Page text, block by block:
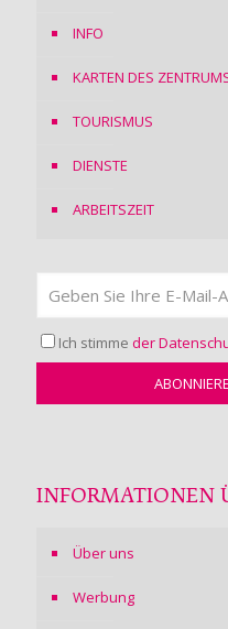
INFO
KARTEN DES
TOURISMUS
DIENSTE
ARBEITSZEIT
Ich stimme der
INFORMATIONEN
Über uns
Werbung